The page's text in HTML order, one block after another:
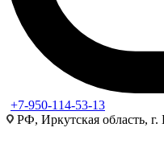
+7-950-114-53-13
РФ, Иркутская область, г.